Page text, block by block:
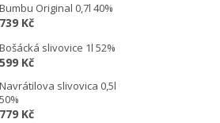
Bumbu Original 0,7l 40%
739 Kč
Bošácká slivovice 1l 52%
599 Kč
Navrátilova slivovica 0,5l
50%
779 Kč